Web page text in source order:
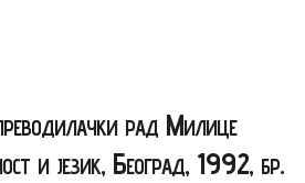
рад Милице
и језик, Београд, 1992, бр.